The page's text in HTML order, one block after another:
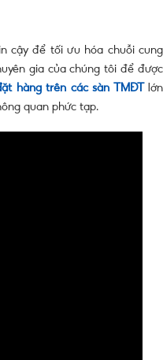
cậy để tối ưu hóa chuỗi cung
gia của chúng tôi để được
hàng trên các sàn TMĐT
lớn
quan phức tạp.